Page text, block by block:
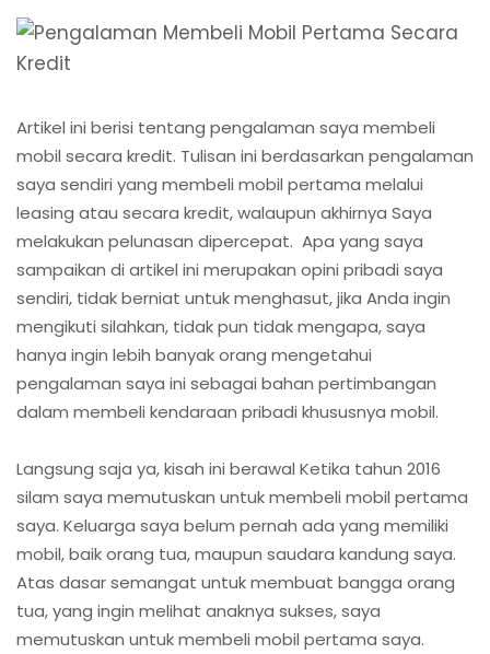
Artikel ini berisi tentang pengalaman saya membeli
mobil secara kredit. Tulisan ini berdasarkan pengalaman
saya sendiri yang membeli mobil pertama melalui
leasing atau secara kredit, walaupun akhirnya Saya
melakukan pelunasan dipercepat. Apa yang saya
sampaikan di artikel ini merupakan opini pribadi saya
sendiri, tidak berniat untuk menghasut, jika Anda ingin
mengikuti silahkan, tidak pun tidak mengapa, saya
hanya ingin lebih banyak orang mengetahui
pengalaman saya ini sebagai bahan pertimbangan
dalam membeli kendaraan pribadi khususnya mobil.
Langsung saja ya, kisah ini berawal Ketika tahun 2016
silam saya memutuskan untuk membeli mobil pertama
saya. Keluarga saya belum pernah ada yang memiliki
mobil, baik orang tua, maupun saudara kandung saya.
Atas dasar semangat untuk membuat bangga orang
tua, yang ingin melihat anaknya sukses, saya
memutuskan untuk membeli mobil pertama saya.